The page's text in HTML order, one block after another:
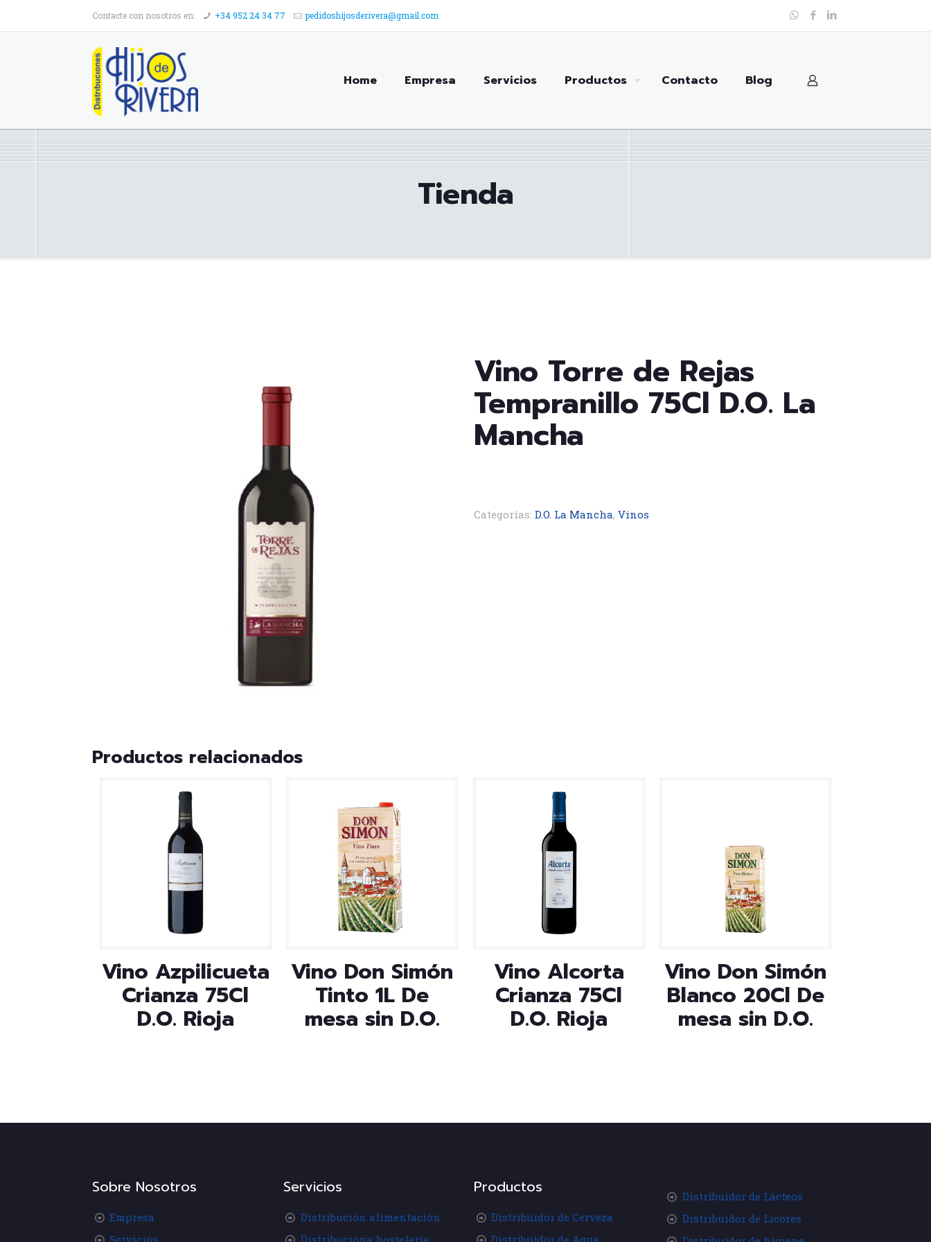
Contacte con nosotros en: +34 952 24 34 77 pedidoshijosderivera@gmail.com
Home Empresa Servicios Productos Contacto Blog
Tienda
Vino Torre de Rejas
Tempranillo 75Cl D.O. La
Mancha
Categorías: D.O. La Mancha, Vinos
Productos relacionados
Vino Azpilicueta
Crianza 75Cl
D.O. Rioja
Vino Don Simón
Tinto 1L De
mesa sin D.O.
Vino Alcorta
Crianza 75Cl
D.O. Rioja
Vino Don Simón
Blanco 20Cl De
mesa sin D.O.
Sobre Nosotros
Empresa
Servicios
Servicios
Distribución alimentación
Distribucióna hostelería
Productos
Distribuidor de Cerveza
Distribuidor de Agua
Distribuidor de Lácteos
Distribuidor de Licores